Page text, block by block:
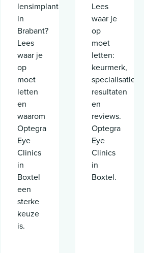
lensimplantatie
in
Brabant?
Lees
waar je
op
moet
letten
en
waarom
Optegra
Eye
Clinics
in
Boxtel
een
sterke
keuze
is.
Lees
waar je
op
moet
letten:
keurmerk,
specialisatie,
resultaten
en
reviews.
Optegra
Eye
Clinics
in
Boxtel.